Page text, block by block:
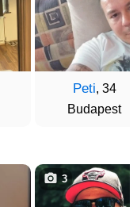
Peti, 34
Budapest
3